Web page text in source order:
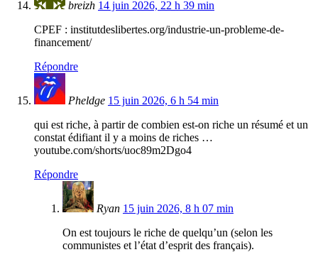
breizh 14 juin 2026, 22 h 39 min
CPEF : institutdeslibertes.org/industrie-un-probleme-de-
financement/
Répondre
Pheldge 15 juin 2026, 6 h 54 min
qui est riche, à partir de combien est-on riche un résumé et un
constat édifiant il y a moins de riches …
youtube.com/shorts/uoc89m2Dgo4
Répondre
Ryan 15 juin 2026, 8 h 07 min
On est toujours le riche de quelqu’un (selon les
communistes et l’état d’esprit des français).